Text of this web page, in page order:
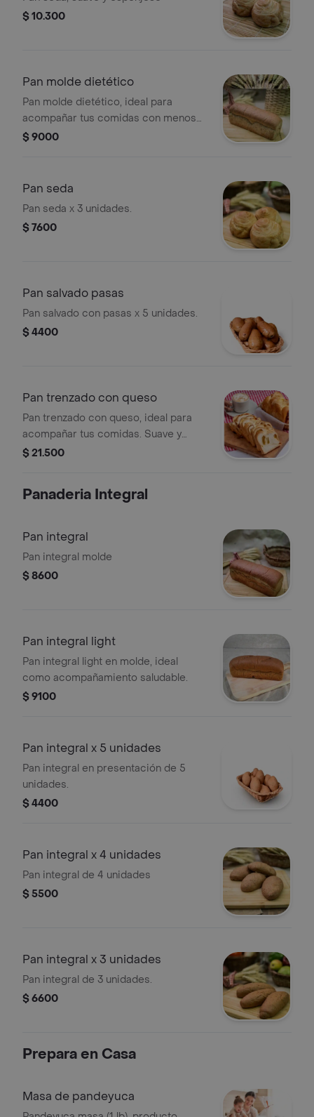
$ 10.300
Pan molde dietético
Pan molde dietético, ideal para
acompañar tus comidas con menos
calorías.
$ 9000
Pan seda
Pan seda x 3 unidades.
$ 7600
Pan salvado pasas
Pan salvado con pasas x 5 unidades.
$ 4400
Pan trenzado con queso
Pan trenzado con queso, ideal para
acompañar tus comidas. Suave y
esponjoso, con un toque de queso en
$ 21.500
Panaderia Integral
Pan integral
Pan integral molde
$ 8600
Pan integral light
Pan integral light en molde, ideal
como acompañamiento saludable.
$ 9100
Pan integral x 5 unidades
Pan integral en presentación de 5
unidades.
$ 4400
Pan integral x 4 unidades
Pan integral de 4 unidades
$ 5500
Pan integral x 3 unidades
Pan integral de 3 unidades.
$ 6600
Prepara en Casa
Masa de pandeyuca